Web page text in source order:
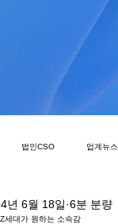
법인CSO 업계뉴스
세대가 원하는 소속감
년 6월 18일 6분 분량